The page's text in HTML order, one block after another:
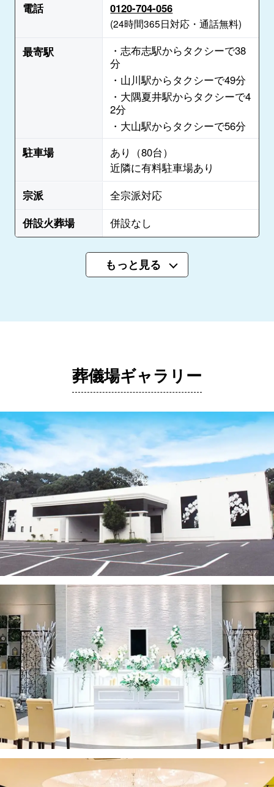
電話
0120-704-056
(24時間365日対応・通話無料)
最寄駅
・志布志駅からタクシーで38
分
・山川駅からタクシーで49分
・大隅夏井駅からタクシーで4
2分
・大山駅からタクシーで56分
駐車場
あり（80台）
近隣に有料駐車場あり
宗派
全宗派対応
併設火葬場
併設なし
もっと見る
葬儀場ギャラリー